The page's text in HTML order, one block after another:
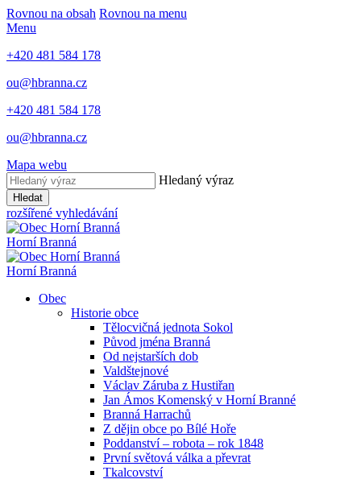
Rovnou na obsah Rovnou na menu
Menu
+420 481 584 178
ou@hbranna.cz
+420 481 584 178
ou@hbranna.cz
Mapa webu
Hledaný výraz
Hledat
rozšířené vyhledávání
Horní Branná
Horní Branná
Obec
Historie obce
Tělocvičná jednota Sokol
Původ jména Branná
Od nejstarších dob
Valdštejnové
Václav Záruba z Hustiřan
Jan Ámos Komenský v Horní Branné
Branná Harrachů
Z dějin obce po Bílé Hoře
Poddanství – robota – rok 1848
První světová válka a převrat
Tkalcovství